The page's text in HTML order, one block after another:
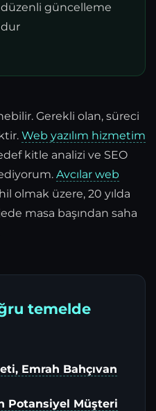
düzenli güncelleme
Gerekli olan, süreci
Web yazılım hizmetim
kitle analizi ve SEO
Avcılar web
olmak üzere, 20 yılda
masa başından saha
temelde
Emrah Bahçıvan
Potansiyel Müşteri